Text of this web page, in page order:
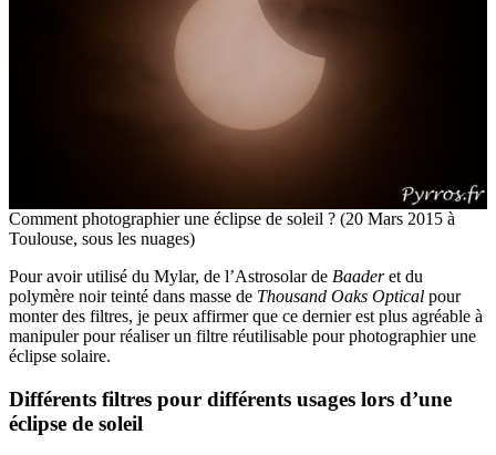
Comment photographier une éclipse de soleil ? (20 Mars 2015 à
Toulouse, sous les nuages)
Pour avoir utilisé du Mylar, de l’Astrosolar de Baaderet du
polymère noir teinté dans masse de Thousand Oaks Optical pour
monter des filtres, je peux affirmer que ce dernier est plus agréable à
manipuler pour réaliser un filtre réutilisable pour photographier une
éclipse solaire.
Différents filtres pour différents usages lors d’une
éclipse de soleil